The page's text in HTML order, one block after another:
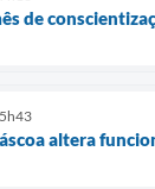
de
altera